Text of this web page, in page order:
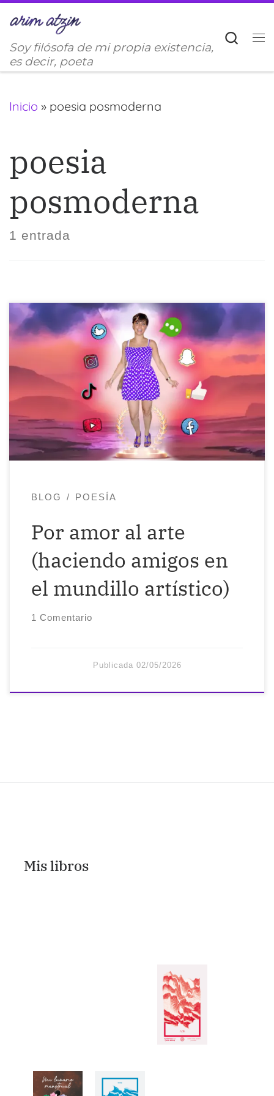
Saltar al contenido
Soy filósofa de mi propia existencia,
es decir, poeta
Inicio » poesia posmoderna
poesia
posmoderna
1 entrada
ADVERTENCIA:Voy a poner a parir
gratuita y fuertemente al 95 % de la
gente que se hace llamar artista. Tengo
para dar y regalar. Me creo en posesión
de la verdad para juzgar hasta al
apuntador. Sí, sí, aún no he ascendido a la
5D……… pero «change my mind».
Desgraciadamente, […]
BLOG POESÍA
Por amor al arte
(haciendo amigos en
el mundillo artístico)
1 Comentario
Publicada 02/05/2026
Mis libros